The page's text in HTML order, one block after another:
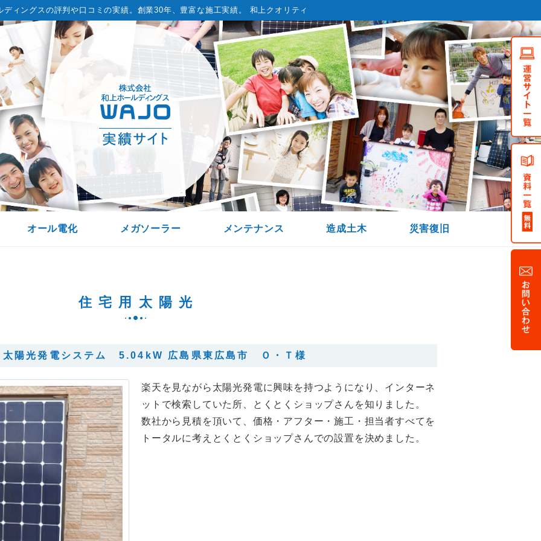
ディングスの評判や口コミの実績。 創業30年、豊富な施工実績。 和上クオリティ
オール電化 メガソーラー メンテナンス 造成土木 災害復旧
住宅用太陽光
陽光発電システム 5.04kW 広島県東広島市 Ｏ・Ｔ様
楽天を見ながら太陽光発電に興味を持つようになり、インターネ
ットで検索していた所、とくとくショップさんを知りました。
数社から見積を頂いて、価格・アフター・施工・担当者すべてを
トータルに考えとくとくショップさんでの設置を決めました。